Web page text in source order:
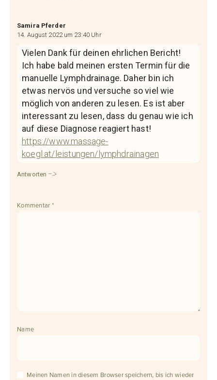
Samira Pferder
14. August 2022 um 23:40 Uhr
Vielen Dank für deinen ehrlichen Bericht!
Ich habe bald meinen ersten Termin für die
manuelle Lymphdrainage. Daher bin ich
etwas nervös und versuche so viel wie
möglich von anderen zu lesen. Es ist aber
interessant zu lesen, dass du genau wie ich
auf diese Diagnose reagiert hast!
https://www.massage-
koegl.at/leistungen/lymphdrainagen
Antworten
Kommentar *
Name
Meinen Namen in diesem Browser speichern, bis ich wieder